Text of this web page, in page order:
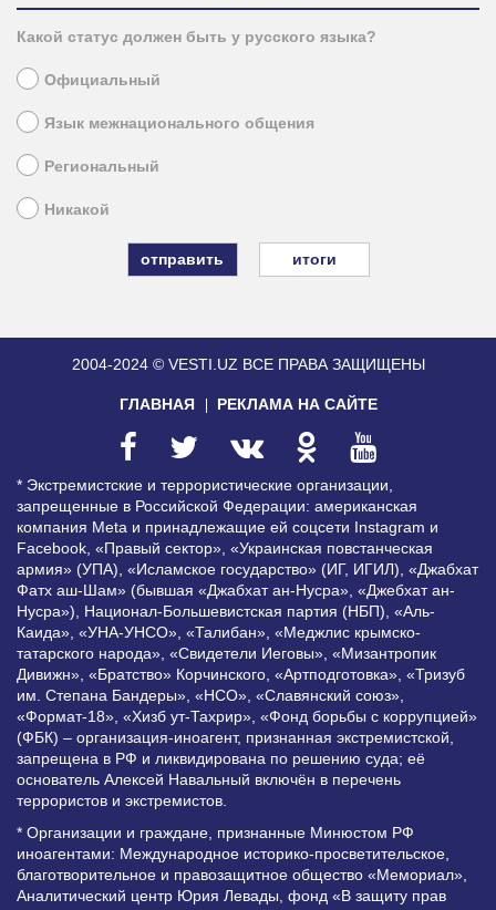
Какой статус должен быть у русского языка?
Официальный
Язык межнационального общения
Региональный
Никакой
итоги
2004-2024 © VESTI.UZ ВСЕ ПРАВА ЗАЩИЩЕНЫ
ГЛАВНАЯ РЕКЛАМА НА САЙТЕ
* Экстремистские и террористические организации,
запрещенные в Российской Федерации: американская
компания Meta и принадлежащие ей соцсети Instagram и
Facebook, «Правый сектор», «Украинская повстанческая
армия» (УПА), «Исламское государство» (ИГ, ИГИЛ), «Джабхат
Фатх аш-Шам» (бывшая «Джабхат ан-Нусра», «Джебхат ан-
Нусра»), Национал-Большевистская партия (НБП), «Аль-
Каида», «УНА-УНСО», «Талибан», «Меджлис крымско-
татарского народа», «Свидетели Иеговы», «Мизантропик
Дивижн», «Братство» Корчинского, «Артподготовка», «Тризуб
им. Степана Бандеры», «НСО», «Славянский союз»,
«Формат-18», «Хизб ут-Тахрир», «Фонд борьбы с коррупцией»
(ФБК) – организация-иноагент, признанная экстремистской,
запрещена в РФ и ликвидирована по решению суда; её
основатель Алексей Навальный включён в перечень
террористов и экстремистов.
* Организации и граждане, признанные Минюстом РФ
иноагентами: Международное историко-просветительское,
благотворительное и правозащитное общество «Мемориал»,
Аналитический центр Юрия Левады, фонд «В защиту прав